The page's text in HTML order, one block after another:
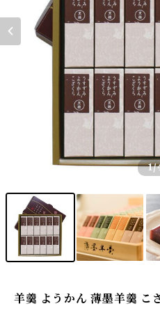
1/
羊羹 ようかん 薄墨羊羹 こ